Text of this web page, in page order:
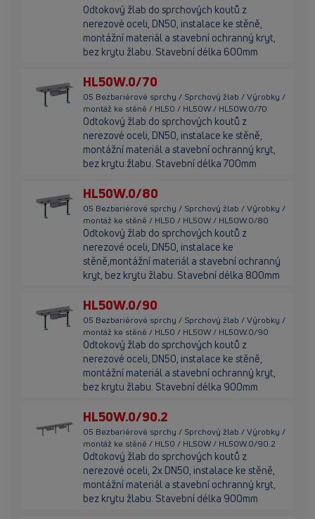
Odtokový žlab do sprchových koutů z
nerezové oceli, DN50, instalace ke stěně,
montážní materiál a stavební ochranný kryt,
bez krytu žlabu. Stavební délka 600mm
HL50W.0/70
05 Bezbariérové sprchy / Sprchový žlab / Výrobky /
montáž ke stěně / HL50 / HL50W / HL50W.0/70
Odtokový žlab do sprchových koutů z
nerezové oceli, DN50, instalace ke stěně,
montážní materiál a stavební ochranný kryt,
bez krytu žlabu. Stavební délka 700mm
HL50W.0/80
05 Bezbariérové sprchy / Sprchový žlab / Výrobky /
montáž ke stěně / HL50 / HL50W / HL50W.0/80
Odtokový žlab do sprchových koutů z
nerezové oceli, DN50, instalace ke
stěně,montážní materiál a stavební ochranný
kryt, bez krytu žlabu. Stavební délka 800mm
HL50W.0/90
05 Bezbariérové sprchy / Sprchový žlab / Výrobky /
montáž ke stěně / HL50 / HL50W / HL50W.0/90
Odtokový žlab do sprchových koutů z
nerezové oceli, DN50, instalace ke stěně,
montážní materiál a stavební ochranný kryt,
bez krytu žlabu. Stavební délka 900mm
HL50W.0/90.2
05 Bezbariérové sprchy / Sprchový žlab / Výrobky /
montáž ke stěně / HL50 / HL50W / HL50W.0/90.2
Odtokový žlab do sprchových koutů z
nerezové oceli, 2x DN50, instalace ke stěně,
montážní materiál a stavební ochranný kryt,
bez krytu žlabu. Stavební délka 900mm